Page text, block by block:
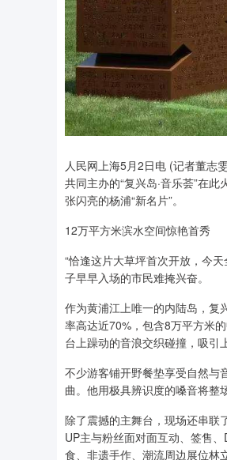
人民网上海5月2日电 (记者董志
共同主办的“复兴岛·音乐荟”在
张闪亮的杨浦“新名片”。
12万平方米滨水空间惊艳首秀
“恰逢这片大草坪首次开放，今
子早早入场的市民难掩兴奋。
作为黄浦江上唯一的内陆岛，复
率高达近70%，包含8万平方米
台上躁动的音浪交织碰撞，吸引
不少游客铺开野餐垫享受自然与
曲。他用极具辨识度的嗓音将整
除了震撼的主舞台，现场还串联
UP主与粉丝面对面互动、签售
食、非遗手作、潮流周边展位林